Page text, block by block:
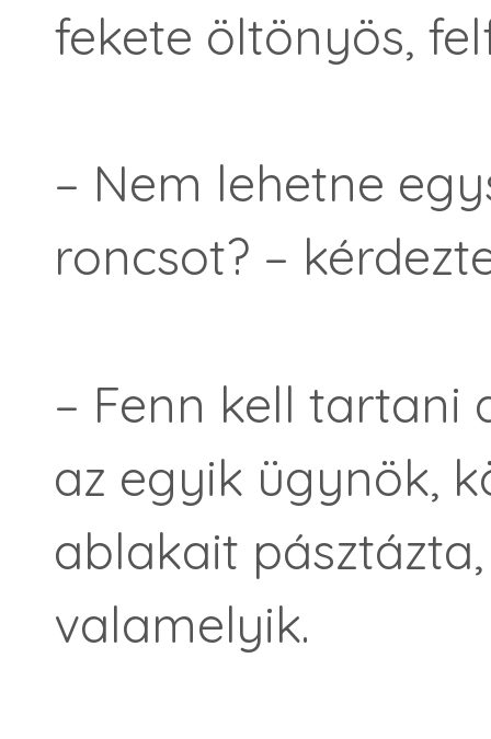
fekete öltönyös,
– Nem lehetne
roncsot? –
– Fenn kell tartani
az egyik ügynök,
ablakait
valamelyik.